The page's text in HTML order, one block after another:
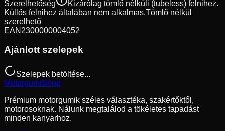
Szerelhetőség
Kizárólag tömlő nélküli (tubeless) felnihez.
Küllős felnihez általában nem alkalmas.Tömlő nélkül
szerelhető
EAN 2300000004052
Ajánlott szelepek
Szelepek betöltése...
MotorgumiShop
Prémium motorgumik széles választéka, szakértőktől,
motorosoknak. Nálunk megtalálod a tökéletes tapadást
minden kanyarhoz.